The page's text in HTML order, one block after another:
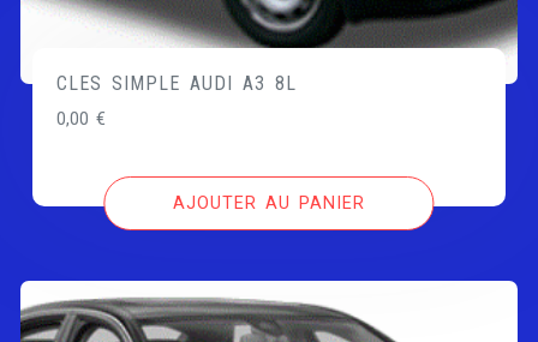
CLES SIMPLE AUDI A3 8L
0,00€
AJOUTER AU PANIER